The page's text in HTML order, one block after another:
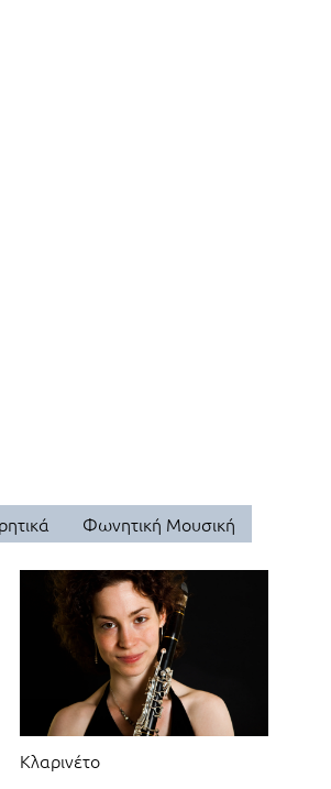
Φωνητική Μουσική
Κλαρινέτο